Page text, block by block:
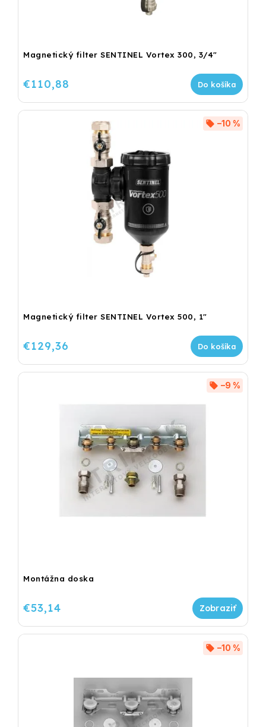
Magnetický filter SENTINEL Vortex 300, 3/4"
€110,88 Do košíka
Magnetický filter SENTINEL Vortex 500, 1"
–10 %
€129,36 Do košíka
Montážna doska
–9 %
€53,14
–10 %